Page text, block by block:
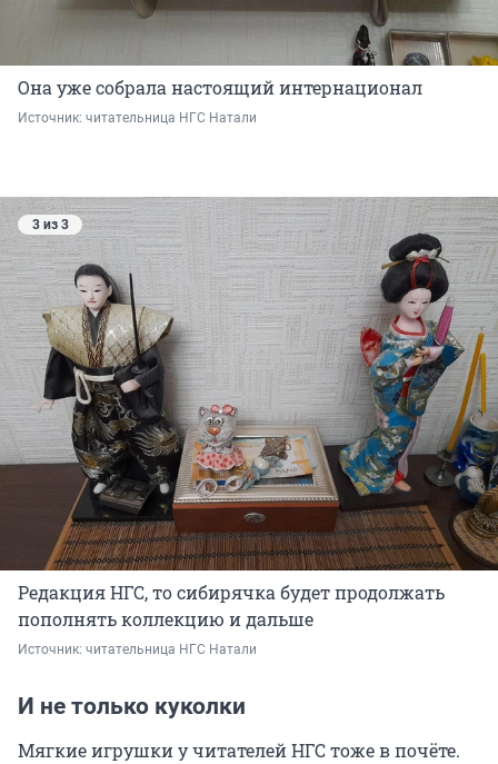
Она уже собрала настоящий интернационал
Источник: читательница НГС Натали
3 из 3
Редакция НГС, то сибирячка будет продолжать
пополнять коллекцию и дальше
Источник: читательница НГС Натали
И не только куколки
Мягкие игрушки у читателей НГС тоже в почёте.